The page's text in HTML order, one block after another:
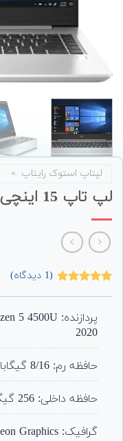
لپتاپ استوک رایتاپ »
لپ تاپ 15 اینچی HP مدل ProBook 455 G7
مشتری
(
1 دیدگاه)
پردازنده:
2020
حافظه رم: 8/16 گیگابایت DDR4 (قابل ارتقا تا 16)
حافظه داخلی: 256 گیگابایت SSD (قابل ارتقا)
گرافیک: AMD Radeon Graphics